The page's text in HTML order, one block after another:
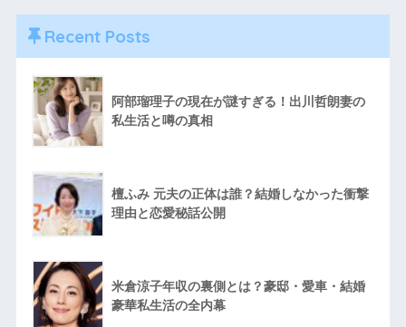
Recent Posts
阿部瑠理子の現在が謎すぎる！出川哲朗妻の
私生活と噂の真相
檀ふみ 元夫の正体は誰？結婚しなかった衝撃
理由と恋愛秘話公開
米倉涼子年収の裏側とは？豪邸・愛車・結婚
豪華私生活の全内幕